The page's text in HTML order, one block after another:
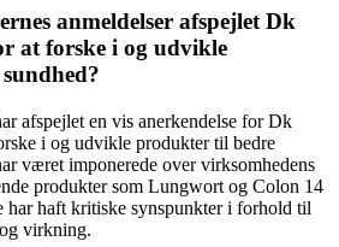
anmeldelser afspejlet Dk
at forske i og udvikle
afspejlet en vis anerkendelse for Dk
i og udvikle produkter til bedre
været imponerede over virksomhedens
produkter som Lungwort og Colon 14
har haft kritiske synspunkter i forhold til
virkning.